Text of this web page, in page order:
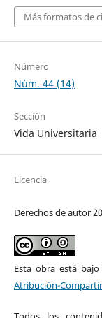
Más formatos de
Número
Núm. 44 (14)
Sección
Vida Universitaria
Licencia
Derechos de autor
Esta obra está
Atribución-